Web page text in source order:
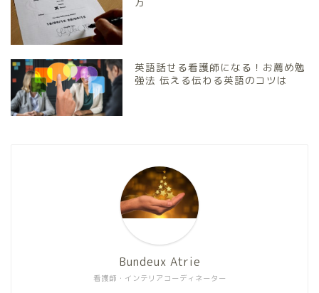
英語話せる看護師になる！お薦め勉
強法 伝える伝わる英語のコツは
看護師・インテリアコーディネーター
Bundeux Atrie